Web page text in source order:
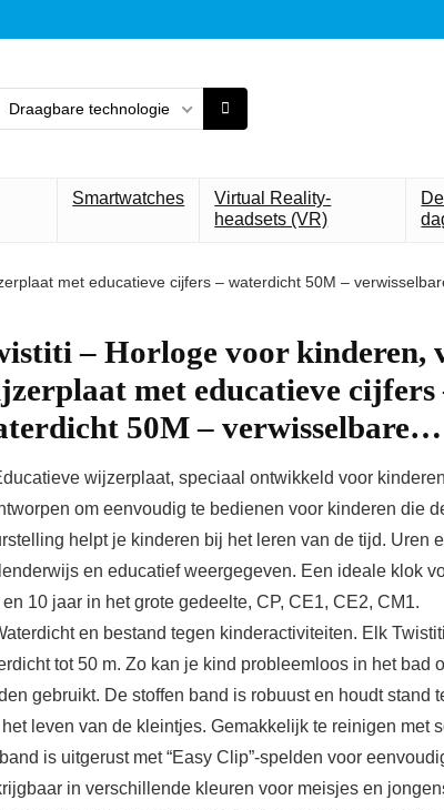
Draagbare technologie
Smartwatches
Virtual Reality-
headsets (VR)
met educatieve cijfers – waterdicht 50M –
– Horloge voor kinderen,
met educatieve cijfers
50M – verwisselbare…
wijzerplaat, speciaal ontwikkeld voor
om eenvoudig te bedienen voor kinderen die
helpt je kinderen bij het leren van de tijd. Uren
en educatief weergegeven. Een ideale klok
en 10 jaar in het grote gedeelte, CP, CE1, CE2, CM1.
en bestand tegen kinderactiviteiten. Elk
tot 50 m. Zo kan je kind probleemloos in het bad
gebruikt. De stoffen band is robuust en houdt stand
leven van de kleintjes. Gemakkelijk te reinigen met
is uitgerust met “Easy Clip”-spelden voor
in verschillende kleuren voor meisjes en